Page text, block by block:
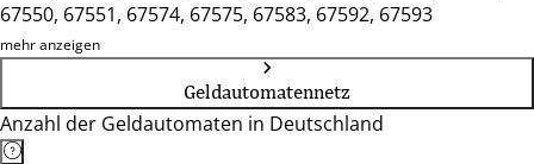
67550, 67551, 67574, 67575, 67583, 67592, 67593
mehr anzeigen
Geldautomatennetz
Anzahl der Geldautomaten in Deutschland